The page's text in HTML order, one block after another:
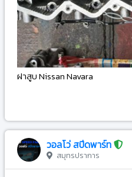
ฝาสูบ Nissan Navara
วอลโว่ สปีดพาร์ท
สมุทรปราการ